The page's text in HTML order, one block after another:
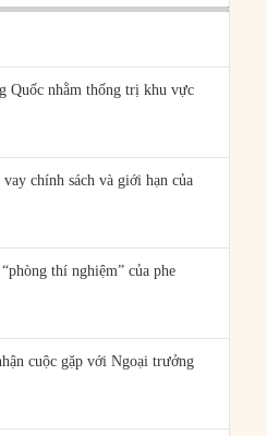
Quốc nhằm thống trị khu vực
chính sách và giới hạn của
thí nghiệm” của phe
cuộc gặp với Ngoại trưởng